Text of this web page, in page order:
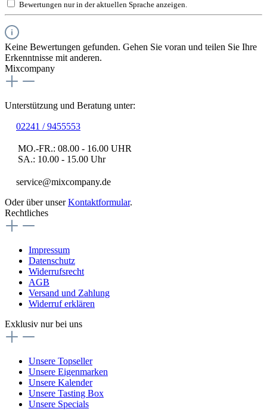
Bewertungen nur in der aktuellen Sprache anzeigen.
Keine Bewertungen gefunden. Gehen Sie voran und teilen Sie Ihre
Erkenntnisse mit anderen.
Mixcompany
Unterstützung und Beratung unter:
02241 / 9455553
MO.-FR.: 08.00 - 16.00 UHR
SA.: 10.00 - 15.00 Uhr
service@mixcompany.de
Oder über unserKontaktformular.
Rechtliches
Impressum
Datenschutz
Widerrufsrecht
AGB
Versand und Zahlung
Widerruf erklären
Exklusiv nur bei uns
Unsere Topseller
Unsere Eigenmarken
Unsere Kalender
Unsere Tasting Box
Unsere Specials